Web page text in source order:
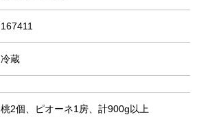
167411
冷蔵
桃2個、ピオーネ1房、計900g以上